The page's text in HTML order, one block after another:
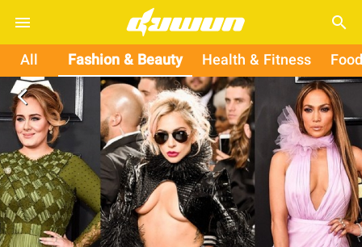
search
All Fashion & Beauty Health & Fitness
arrow_back_ios